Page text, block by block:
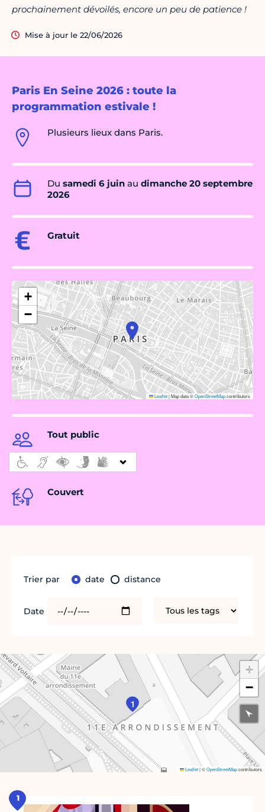
Paris En Seine 2026 : toute la
programmation estivale !
Plusieurs lieux dans Paris.
Du samedi 6 juin au dimanche 20 septembre
2026
Gratuit
+
−
Leaflet|Map data ©OpenStreetMapcontributors
Tout public
Couvert
prochainement dévoilés, encore un peu de patience !
Mise à jour le 22/06/2026
Trier par date distance
Date
1
+
−
Leaflet|©OpenStreetMapcontributors
1